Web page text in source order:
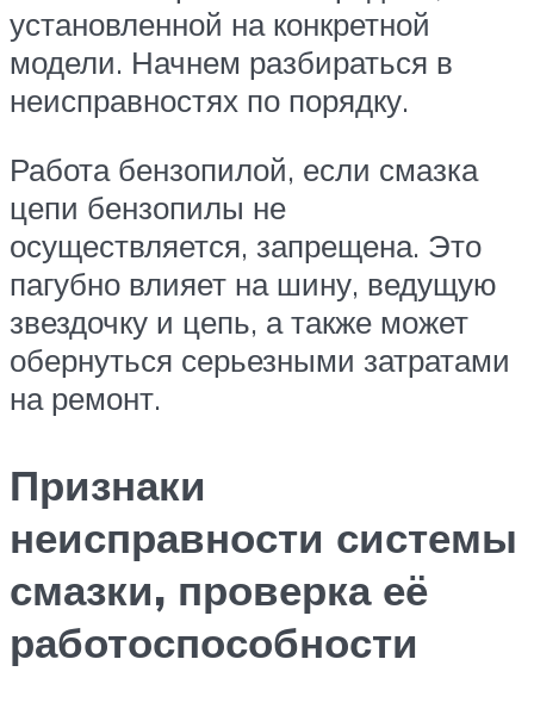
установленной на конкретной
модели. Начнем разбираться в
неисправностях по порядку.
Работа бензопилой, если смазка
цепи бензопилы не
осуществляется, запрещена. Это
пагубно влияет на шину, ведущую
звездочку и цепь, а также может
обернуться серьезными затратами
на ремонт.
Признаки
неисправности системы
смазки, проверка её
работоспособности